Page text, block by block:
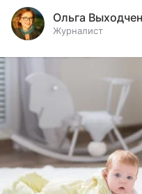
Ольга
Журналист